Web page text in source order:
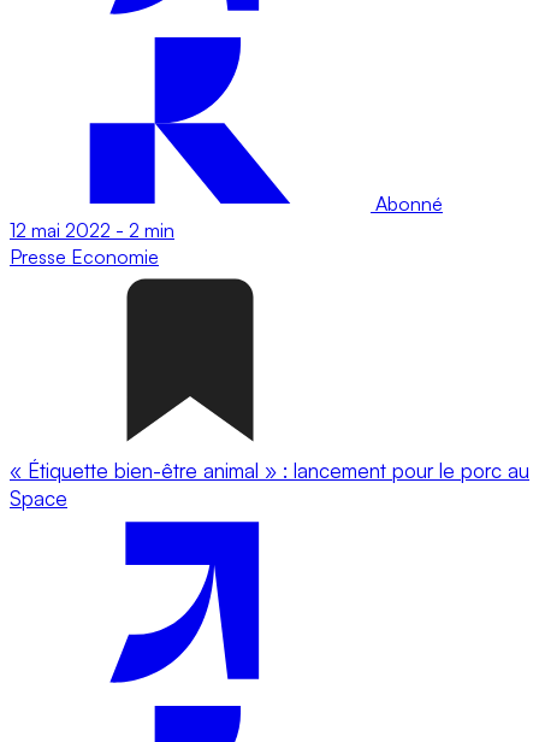
Abonné
12 mai 2022 - 2 min
Presse Economie
« Étiquette bien-être animal » : lancement pour le porc au
Space